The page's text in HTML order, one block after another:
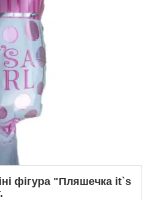
фігура "Пляшечка it`s